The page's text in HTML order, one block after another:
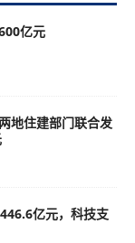
亿元
地住建部门联合发
亿元，科技支